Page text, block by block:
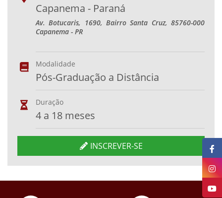
Capanema - Paraná
Av. Botucaris, 1690, Bairro Santa Cruz, 85760-000
Capanema - PR
Modalidade
Pós-Graduação a Distância
Duração
4 a 18 meses
INSCREVER-SE